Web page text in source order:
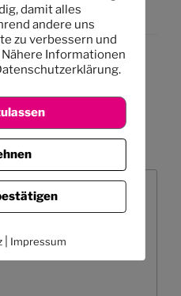
nicht veröffentlicht.
*markiert
damit alles
andere uns
zu verbessern und
Informationen
Impressum